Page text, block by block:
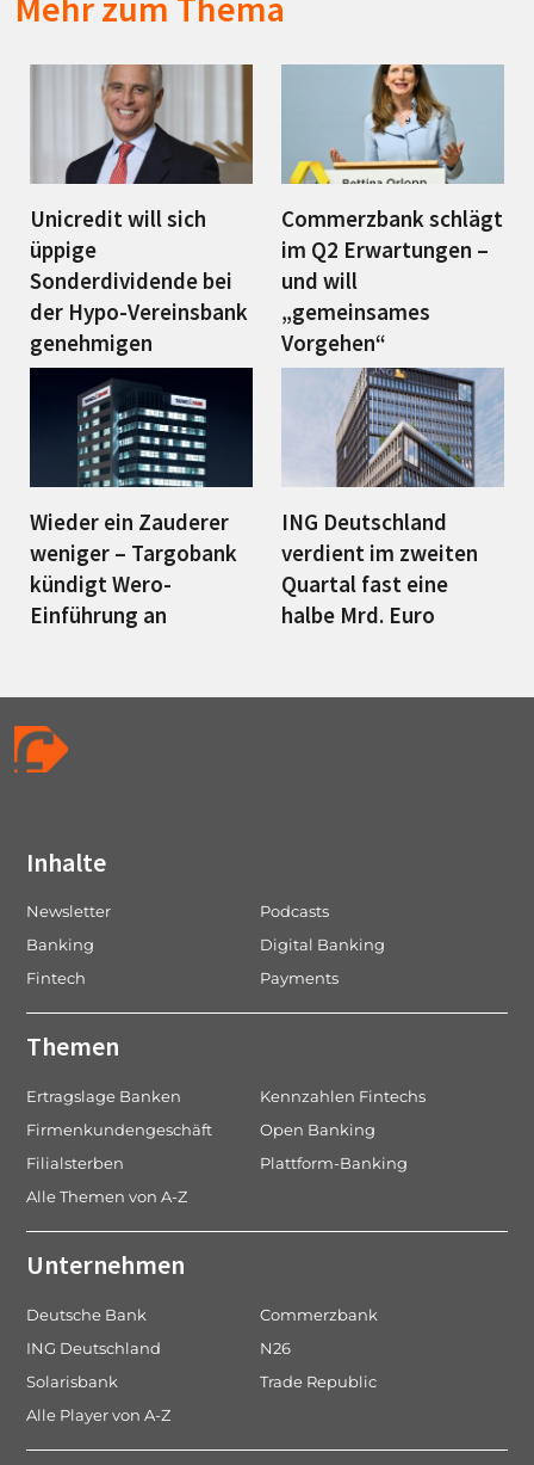
Unicredit will sich
üppige
Sonderdividende bei
der Hypo-Vereinsbank
genehmigen
Commerzbank schlägt
im Q2 Erwartungen –
und will
„gemeinsames
Vorgehen“
Wieder ein Zauderer
weniger – Targobank
kündigt Wero-
Einführung an
ING Deutschland
verdient im zweiten
Quartal fast eine
halbe Mrd. Euro
Inhalte
Newsletter
Podcasts
Banking
Digital Banking
Fintech
Payments
Themen
Ertragslage Banken
Kennzahlen Fintechs
Firmenkundengeschäft
Open Banking
Filialsterben
Plattform-Banking
Alle Themen von A-Z
Unternehmen
Deutsche Bank
Commerzbank
ING Deutschland
N26
Solarisbank
Trade Republic
Alle Player von A-Z